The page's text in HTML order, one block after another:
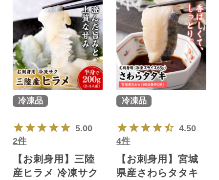
冷凍品
5.00
2件
【お刺身用】三陸
産ヒラメ 冷凍サク
冷凍品
4.50
4件
【お刺身用】宮城
県産さわらタタキ